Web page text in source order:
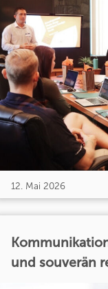
12. Mai 2026
und souverän